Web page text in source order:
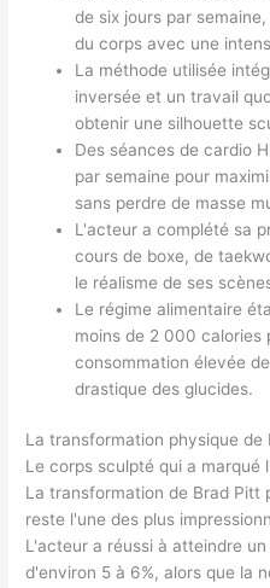
de six jours par
du corps avec une
La méthode utilisée
inversée et un travail
obtenir une silhouette
Des séances de cardio
par semaine pour
sans perdre de masse
L'acteur a complété sa
cours de boxe, de
le réalisme de ses
Le régime alimentaire
moins de 2 000 calories
consommation élevée
drastique des glucides.
La transformation physique de
Le corps sculpté qui a marqué
La transformation de Brad Pitt
reste l'une des plus
L'acteur a réussi à atteindre
d'environ 5 à 6%, alors que la